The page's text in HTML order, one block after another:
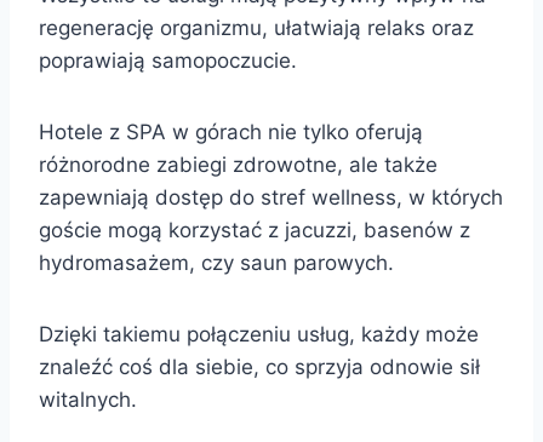
regenerację organizmu, ułatwiają relaks oraz
poprawiają samopoczucie.
Hotele z SPA w górach nie tylko oferują
różnorodne zabiegi zdrowotne, ale także
zapewniają dostęp do stref wellness, w których
goście mogą korzystać z jacuzzi, basenów z
hydromasażem, czy saun parowych.
Dzięki takiemu połączeniu usług, każdy może
znaleźć coś dla siebie, co sprzyja odnowie sił
witalnych.